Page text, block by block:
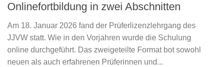
Onlinefortbildung in zwei Abschnitten
Am 18. Januar 2026 fand der Prüferlizenzlehrgang des
JJVW statt. Wie in den Vorjahren wurde die Schulung
online durchgeführt. Das zweigeteilte Format bot sowohl
neuen als auch erfahrenen Prüferinnen und...